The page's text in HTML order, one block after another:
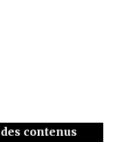
contenus